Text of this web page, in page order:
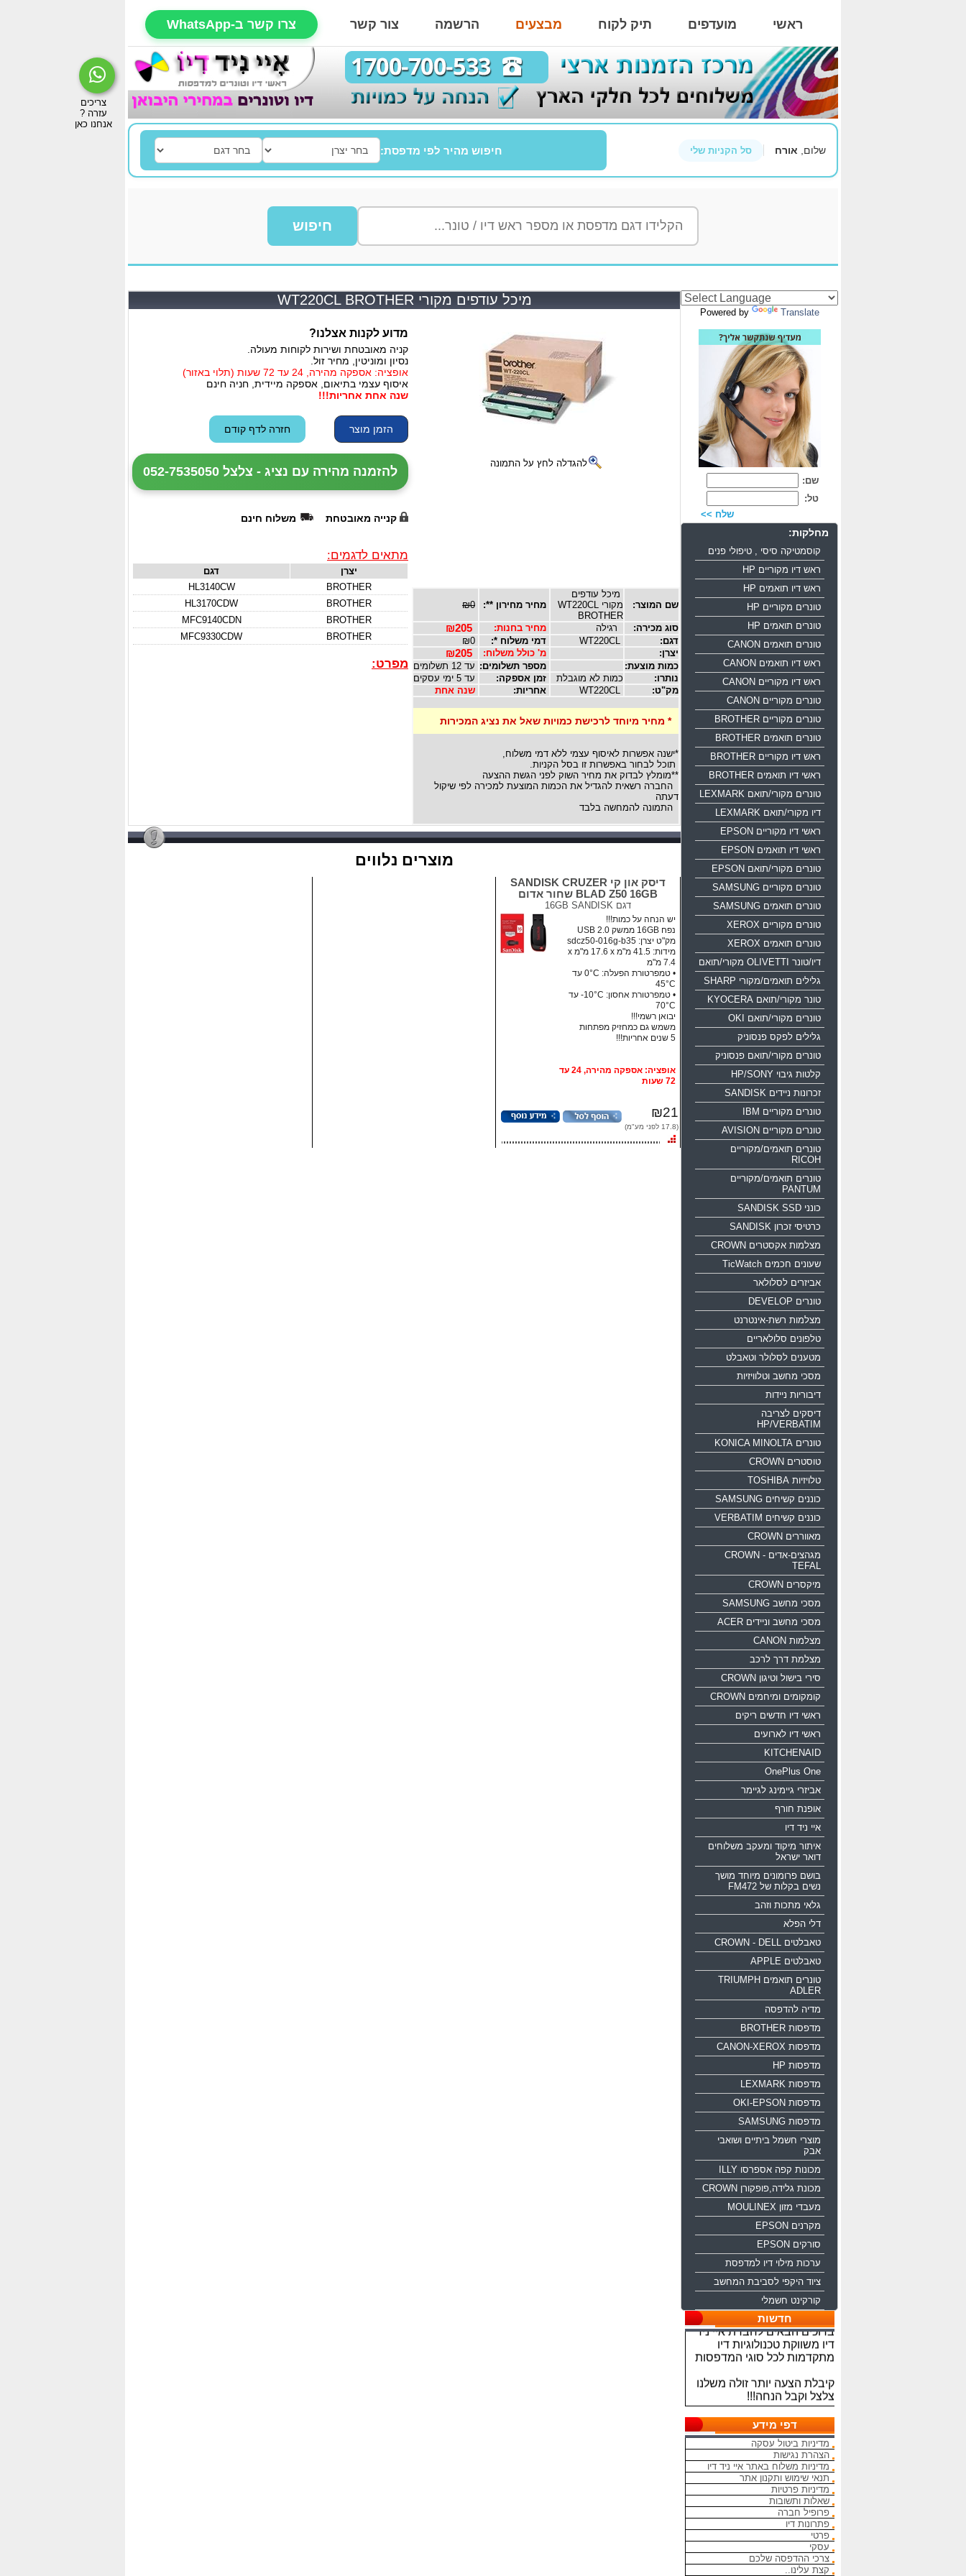
ראשי מועדפים תיק לקוח מבצעים הרשמה צור קשר צרו קשר ב-WhatsApp
שלום, אורח סל הקניות שלי חיפוש מהיר לפי מדפסת:
חיפוש
מיכל עודפים מקורי WT220CL BROTHER
להגדלה לחץ על התמונה
שם המוצר:
מיכל עודפים
מקורי WT220CL
BROTHER
מחיר מחירון **: ₪0
סוג מכירה: רגילה מחיר בחנות:
דגם: דמי משלוח *:
יצרן:
מ' כולל משלוח:
כמות מוצעת: מספר תשלומים: עד 12 תשלומים
נותרו:
כמות לא מוגבלת זמן אספקה:
עד 5 ימי עסקים
מק"ט:
אחריות: שנה אחת
* מחיר מיוחד לרכישת כמויות שאל את נציג המכירות
*ישנה אפשרות לאיסוף עצמי ללא דמי משלוח,
תוכל לבחור באפשרות זו בסל הקניות.
**מומלץ לבדוק את מחיר השוק לפני הגשת ההצעה
החברה רשאית להגדיל את הכמות המוצעת למכירה לפי שיקול
דעתה
התמונה להמחשה בלבד
מדוע לקנות אצלנו?
קניה מאובטחת ושירות לקוחות מעולה.
נסיון ומוניטין, מחיר זול.
אופציה: אספקה מהירה, 24 עד 72 שעות (תלוי באזור)
איסוף עצמי בתיאום, אספקה מיידית, חניה חינם
שנה אחת אחריות!!!
להזמנה מהירה עם נציג - צלצל 052-7535050
קנייה מאובטחת משלוח חינם
מתאים לדגמים:
יצרן
דגם
BROTHER
HL3140CW
BROTHER
HL3170CDW
BROTHER
MFC9140CDN
BROTHER
MFC9330CDW
מפרט:
מוצרים נלווים
דיסק און קי SANDISK CRUZER
BLAD Z50 16GB שחור אדום
דגם 16GB SANDISK
יש הנחה על כמות!!!
נפח 16GB ממשק USB 2.0
מק"ט יצרן: sdcz50-016g-b35
מידות: ‏41.5 מ"מ x ‏17.6 מ"מ x
• טמפרטורת הפעלה: ‏0°C עד
45°C
• טמפרטורת אחסון:‏ 10°C- עד
70°C
יבואן רשמי!!!
משמש גם כמחזיק מפתחות
5 שנים אחריות!!!
אופציה: אספקה מהירה, 24 עד
72 שעות
₪21
(17.8 לפני מע"מ)
Powered by Translate
שם:
טל:
שלח >>
מחלקות:
קוסמטיקה סיסי , טיפולי פנים
ראש דיו מקוריים HP
ראש דיו תואמים HP
טונרים מקוריים HP
טונרים תואמים HP
טונרים תואמים CANON
ראש דיו תואמים CANON
ראש דיו מקוריים CANON
טונרים מקוריים CANON
טונרים מקוריים BROTHER
טונרים תואמים BROTHER
ראש דיו מקוריים BROTHER
ראשי דיו תואמים BROTHER
טונרים מקורי/תואם LEXMARK
דיו מקורי/תואם LEXMARK
ראשי דיו מקוריים EPSON
ראשי דיו תואמים EPSON
טונרים מקורי/תואם EPSON
טונרים מקוריים SAMSUNG
טונרים תואמים SAMSUNG
טונרים מקוריים XEROX
טונרים תואמים XEROX
דיו/טונר OLIVETTI מקורי/תואם
גלילים תואמים/מקורי SHARP
טונר מקורי/תואם KYOCERA
טונרים מקורי/תואם OKI
גלילים לפקס פנסוניק
טונרים מקורי/תואם פנסוניק
קלטות גיבוי HP/SONY
זכרונות ניידים SANDISK
טונרים מקוריים IBM
טונרים מקוריים AVISION
טונרים תואמים/מקוריים
RICOH
טונרים תואמים/מקוריים
PANTUM
כונני SANDISK SSD
כרטיסי זכרון SANDISK
מצלמות אקסטרים CROWN
שעונים חכמים TicWatch
אביזרים לסלולאר
טונרים DEVELOP
מצלמות רשת-אינטרנט
טלפונים סלולאריים
מטענים לסלולר וטאבלט
מסכי מחשב וטלוויזיות
דיבוריות ניידות
דיסקים לצריבה
HP/VERBATIM
טונרים KONICA MINOLTA
טוסטרים CROWN
טלויזיות TOSHIBA
כוננים קשיחים SAMSUNG
כוננים קשיחים VERBATIM
מאווררים CROWN
מגהצים-אדים CROWN -
TEFAL
מיקסרים CROWN
מסכי מחשב SAMSUNG
מסכי מחשב וניידים ACER
מצלמות CANON
מצלמת דרך לרכב
סירי בישול וטיגון CROWN
קומקומים ומיחמים CROWN
ראשי דיו חדשים ריקים
ראשי דיו לארועים
KITCHENAID
OnePlus One
אביזרי גיימינג לגיימר
אופנת חורף
איי ניד דיו
איתור מיקוד ומעקב משלוחים
דואר ישראל
בושם פרומונים מיוחד מושך
נשים בקלות של FM472
גלאי מתכות וזהב
דלי הפלא
טאבלטים CROWN - DELL
טאבלטים APPLE
טונרים תואמים TRIUMPH
ADLER
מדיה להדפסה
מדפסות BROTHER
מדפסות CANON-XEROX
מדפסות HP
מדפסות LEXMARK
מדפסות OKI-EPSON
מדפסות SAMSUNG
מוצרי חשמל ביתיים ושואבי
אבק
מכונות קפה אספרסו ILLY
מכונת גלידה,פופקורן CROWN
מעבדי מזון MOULINEX
מקרנים EPSON
סורקים EPSON
ערכות מילוי דיו למדפסת
ציוד היקפי לסביבת המחשב
קורקינט חשמלי
חדשות
ברוכים הבאים לחברת איי ניד
דיו משווקת טכנולוגיות דיו
מתקדמות לכל סוגי המדפסות
צלצל וקבל הנחה!!!
מתחייבים להיות הכי זולים
בארץ בראשי הדיו והטונרים
התואמים, יש אפשרות למשלוח
מהיום להיום
המחירים באתר אינם סופיים,יש
הנחה על קניה כמותית פרטים
במרכז ההזמנות
מאמינים אך ורק ביחס אישי
הוגן ובהקשבה
ללקוחות.בזכותכם הצלחתנו
דפי מידע
מדיניות ביטול עסקה
הצהרת נגישות
מדיניות משלוח באתר איי ניד דיו
תנאי שימוש ותקנון אתר
מדיניות פרטיות
שאלות ותשובות
פרופיל חברה
פתרונות דיו
פרטי
עסקי
צרכי ההדפסה שלכם
קצת עלינו..